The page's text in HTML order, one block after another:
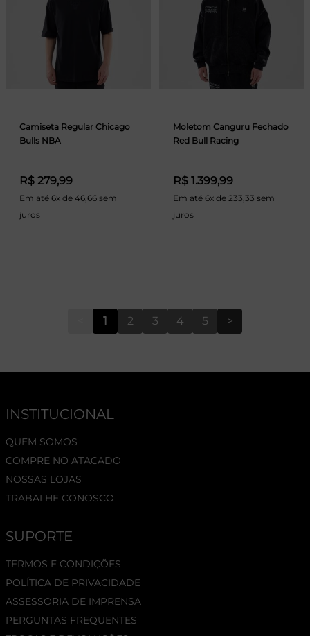
Camiseta Regular Chicago
Bulls NBA
R$ 279,99
Em até 6x de 46,66 sem
juros
Moletom Canguru Fechado
Red Bull Racing
R$ 1.399,99
Em até 6x de 233,33 sem
juros
1 2 3 4 5 >
INSTITUCIONAL
QUEM SOMOS
COMPRE NO ATACADO
NOSSAS LOJAS
TRABALHE CONOSCO
SUPORTE
TERMOS E CONDIÇÕES
POLÍTICA DE PRIVACIDADE
ASSESSORIA DE IMPRENSA
PERGUNTAS FREQUENTES